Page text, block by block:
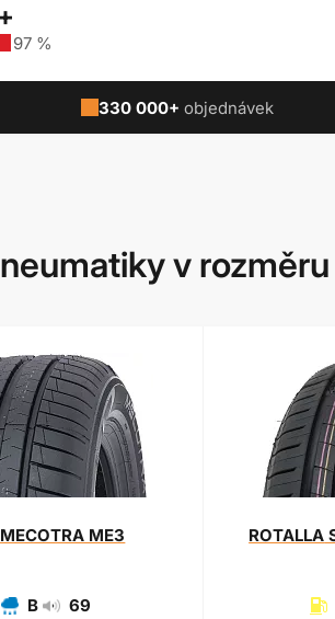
97 %
330 000+ objednávek
v rozměru
MECOTRA ME3
B 69
ROTALLA